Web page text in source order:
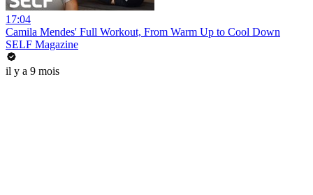
17:04
Camila Mendes' Full Workout, From Warm Up to Cool Down
SELF Magazine
il y a 9 mois